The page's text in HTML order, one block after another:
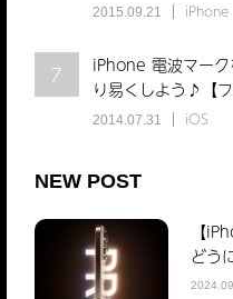
2015.09.21 iPhone
7
iPhone 電波マー
り易くしよう♪【
2014.07.31 iOS
NEW POST
【
どう